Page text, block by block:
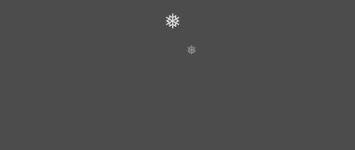
❅
❅